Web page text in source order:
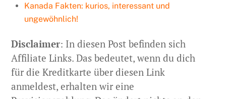
Kanada Fakten: kurios, interessant und
ungewöhnlich!
Disclaimer: In diesen Post befinden sich
Affiliate Links. Das bedeutet, wenn du dich
für die Kreditkarte über diesen Link
anmeldest, erhalten wir eine